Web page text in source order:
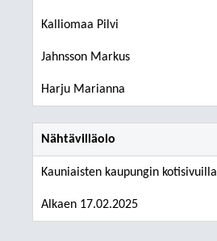
Kalliomaa Pilvi
Jahnsson Markus
Harju Marianna
Nähtävilläolo
Kauniaisten kaupungin kotisivuilla
Alkaen 17.02.2025